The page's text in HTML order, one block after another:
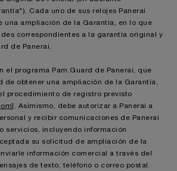
Cada uno de sus relojes Panerai
una ampliación de la Garantía, en lo que
correspondientes a la garantía original y
de Panerai.
el programa Pam.Guard de Panerai, que
de obtener una ampliación de la Garantía,
procedimiento de registro previsto
]. Asimismo, debe autorizar a Panerai a
y recibir comunicaciones de Panerai
servicios, incluyendo información
su solicitud de ampliación de la
información comercial a través del
de texto, teléfono o correo postal.